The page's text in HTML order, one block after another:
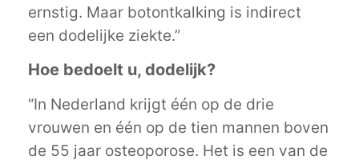
ernstig. Maar botontkalking is indirect
een dodelijke ziekte.”
Hoe bedoelt u, dodelijk?
“In Nederland krijgt één op de drie
vrouwen en één op de tien mannen boven
de 55 jaar osteoporose. Het is een van de